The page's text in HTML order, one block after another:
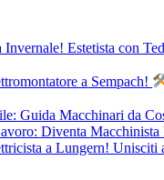
Estetista con
a Sempach!
Guida Macchinari da
Diventa Macchinista
a Lungern! Unisciti